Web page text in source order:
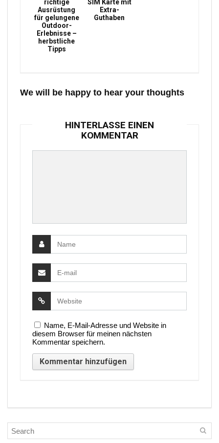
richtige
Ausrüstung
für gelungene
Outdoor-
Erlebnisse –
herbstliche
Tipps
SIM Karte mit
Extra-
Guthaben
We will be happy to hear your thoughts
HINTERLASSE EINEN
KOMMENTAR
Name, E-Mail-Adresse und Website in
diesem Browser für meinen nächsten
Kommentar speichern.